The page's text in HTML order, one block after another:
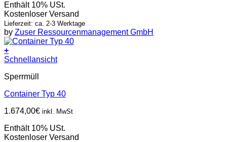
Enthält 10% USt.
Kostenloser Versand
Lieferzeit: ca. 2-3 Werktage
by Zuser Ressourcenmanagement GmbH
+
Schnellansicht
Sperrmüll
Container Typ 40
1.674,00€ inkl. MwSt
Enthält 10% USt.
Kostenloser Versand